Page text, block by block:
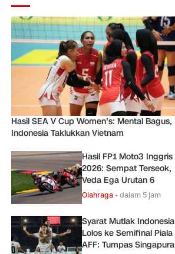
Hasil SEA V Cup Women's: Mental Bagus,
Indonesia Taklukkan Vietnam
Hasil FP1 Moto3 Inggris
2026: Sempat Terseok,
Veda Ega Urutan 6
Olahraga •dalam 5 jam
Syarat Mutlak Indonesia
Lolos ke Semifinal Piala
AFF: Tumpas Singapura